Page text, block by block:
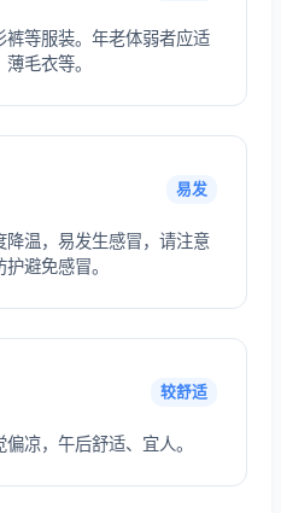
等服装。年老体弱者应适
毛衣等。
易发
温，易发生感冒，请注意
避免感冒。
较舒适
凉，午后舒适、宜人。